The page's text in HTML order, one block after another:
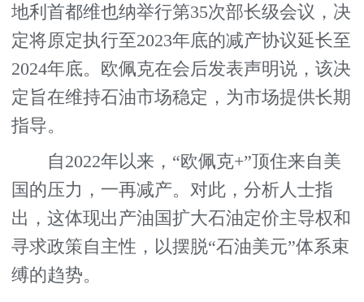
地利首都维也纳举行第35次部长级会议，决
定将原定执行至2023年底的减产协议延长至
2024年底。欧佩克在会后发表声明说，该决
定旨在维持石油市场稳定，为市场提供长期
指导。
自2022年以来，“欧佩克+”顶住来自美
国的压力，一再减产。对此，分析人士指
出，这体现出产油国扩大石油定价主导权和
寻求政策自主性，以摆脱“石油美元”体系束
缚的趋势。